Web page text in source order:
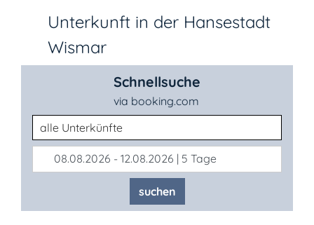
Unterkunft in der Hansestadt
Wismar
Schnellsuche
via booking.com
Unterkunftsart
08.08.2026 - 12.08.2026 | 5 Tage
suchen